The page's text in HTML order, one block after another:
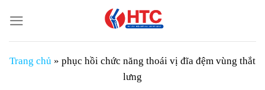
đến
nội
dung
Trang chủ » phục hồi chức năng thoái vị đĩa đệm vùng thắt
lưng